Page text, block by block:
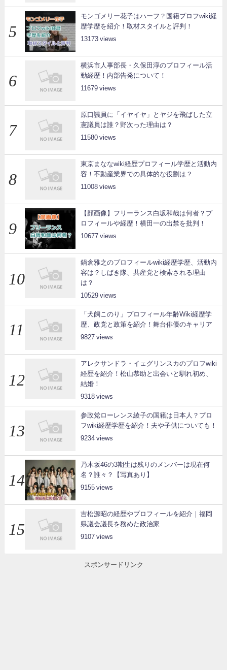
モンゴメリー花子はハーフ？国籍プロフwiki経
歴学歴を紹介！取材スタイルと評判！
13173
横浜市人事部長・久保田淳のプロフィール活
動経歴！内部告発について！
11679
原口議員に「イヤイヤ」とヤジを飛ばした立
憲議員は誰？野次った理由は？
11580
東京まななwiki経歴プロフィール学歴と活動内
容！不動産業界での具体的な役割は？
11008
【顔画像】フリーランス白坂和哉は何者？プ
ロフィールや経歴！横田一の出禁を批判！
10677
鍋倉雅之のプロフィールwiki経歴学歴、活動内
容は？しばき隊、共産党と検索される理由
は？
10529
「犬飼このり」プロフィール年齢Wiki経歴学
歴、政党と政策を紹介！舞台俳優のキャリア
9827
アレクサンドラ・イェグリンスカのプロフwiki
経歴を紹介！松山恭助と出会いと馴れ初め、
結婚！
9318
参政党ローレンス綾子の国籍は日本人？プロ
フwiki経歴学歴を紹介！夫や子供についても！
9234
乃木坂46の3期生は残りのメンバーは現在何
名？誰々？【写真あり】
9155
吉松源昭の経歴やプロフィールを紹介｜福岡
県議会議長を務めた政治家
9107
スポンサードリンク